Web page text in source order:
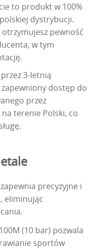
to produkt w 100%
dystrybucji.
otrzymujesz pewność
w tym
3-letnią
dostęp do
przez
terenie Polski, co
precyzyjne i
eliminując
(10 bar) pozwala
sportów